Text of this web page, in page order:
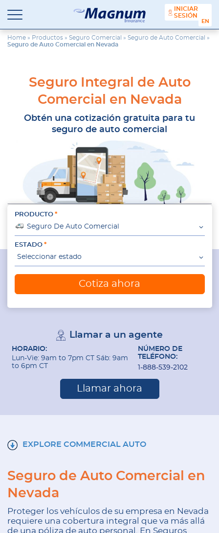
contenido
Seguros
Magnum
Agencia
de
Seguros
Suburbios
INICIAR
SESIÓN
Home » Productos » Seguro Comercial » Seguro de Auto Comercial »
Seguro de Auto Comercial en Nevada
Seguro Integral de Auto
Comercial en Nevada
Obtén una cotización gratuita para tu
seguro de auto comercial
PRODUCTO
Seguro De Auto Comercial
ESTADO
Seleccionar estado
Cotiza ahora
Llamar a un agente
HORARIO:
Lun-Vie: 9am to 7pm CT Sáb: 9am
to 6pm CT
NÚMERO DE
TELÉFONO:
1-888-539-2102
Llamar ahora
EXPLORE COMMERCIAL AUTO
Seguro de Auto Comercial en
Nevada
Proteger los vehículos de su empresa en Nevada
requiere una cobertura integral que va más allá
de una póliza de auto personal. En Seguros